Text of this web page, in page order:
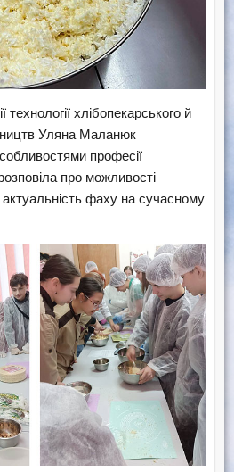
технології хлібопекарського й
Уляна Маланюк
професії
про можливості
фаху на сучасному